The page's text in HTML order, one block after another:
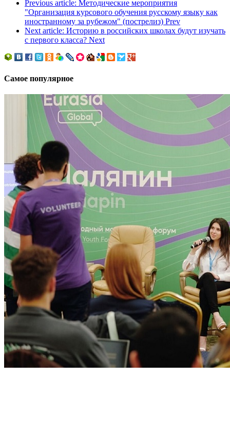
Previous article: Методические мероприятия
"Организация курсового обучения русскому языку как
иностранному за рубежом" (пострелиз) Prev
Next article: Историю в российских школах будут изучать
с первого класса? Next
Самое популярное